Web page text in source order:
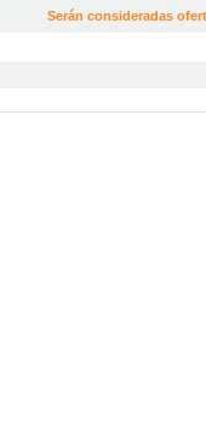
Serán consideradas